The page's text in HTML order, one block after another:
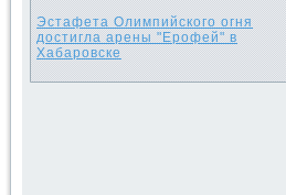
Эстафета Олимпийского огня
достигла арены "Ерофей" в
Хабаровске